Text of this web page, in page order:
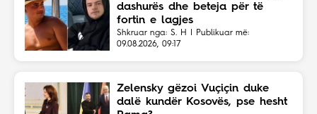
dashurës dhe beteja për të
fortin e lagjes
Shkruar nga: S. H | Publikuar më:
09.08.2026, 09:17
Zelensky gëzoi Vuçiçin duke
dalë kundër Kosovës, pse hesht